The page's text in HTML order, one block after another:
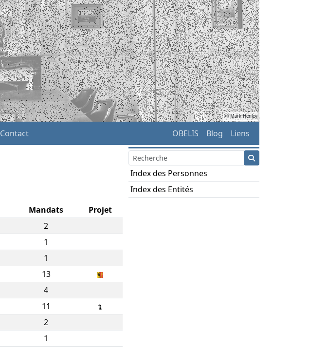
ⓒ Mark Henley
Contact OBELIS Blog Liens
Mandats
Projet
2
1
1
13
4
11
2
1
Index des Personnes
Index des Entités